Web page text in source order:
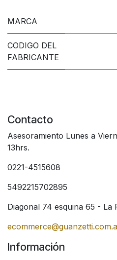
MARCA
CODIGO DEL
FABRICANTE
Contacto
Asesoramiento Lunes a
13hrs.
0221-4515608
5492215702895
Diagonal 74 esquina 65 - La
Información